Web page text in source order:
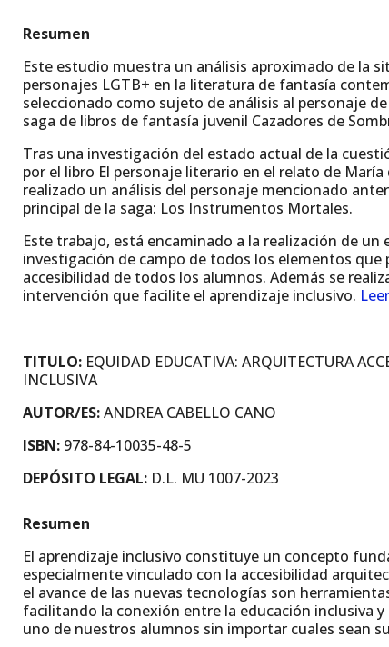
Resumen
Este estudio muestra un análisis aproximado de la
personajes LGTB+ en la literatura de fantasía
seleccionado como sujeto de análisis al personaje
saga de libros de fantasía juvenil Cazadores de
Tras una investigación del estado actual de la
por el libro El personaje literario en el relato de María
realizado un análisis del personaje mencionado
principal de la saga: Los Instrumentos Mortales.
Este trabajo, está encaminado a la realización de
investigación de campo de todos los elementos que
accesibilidad de todos los alumnos. Además se
intervención que facilite el aprendizaje inclusivo.
TITULO:EQUIDAD EDUCATIVA: ARQUITECTURA
INCLUSIVA
AUTOR/ES:ANDREA CABELLO CANO
ISBN:978-84-10035-48-5
DEPÓSITO LEGAL:D.L. MU 1007-2023
Resumen
El aprendizaje inclusivo constituye un concepto
especialmente vinculado con la accesibilidad
el avance de las nuevas tecnologías son
facilitando la conexión entre la educación inclusiva y
uno de nuestros alumnos sin importar cuales sean